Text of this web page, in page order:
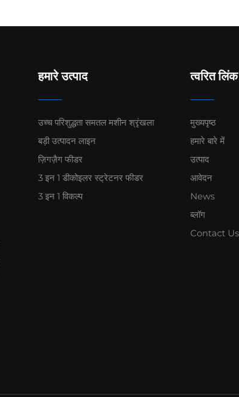
हमारे उत्पाद
उच्च परिशुद्धता समतल मशीन श्रृंखला
बड़ी उत्पादन लाइन
ज़िगज़ैग फीडर
3 इन 1 डीकोइलर स्ट्रेटनर फीडर
3 इन 1 विकल्प
त्वरित लिंक
मुख्यपृष्ठ
हमारे बारे में
उत्पाद
आवेदन
News
ब्लॉग
Contact Us